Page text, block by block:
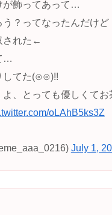
が飾ってあって…
？ってなったんだけど
された←
…
してた(⊙⊙)!!
よ、とっても優しくてお
oLAhB5ks3Z
July 1,